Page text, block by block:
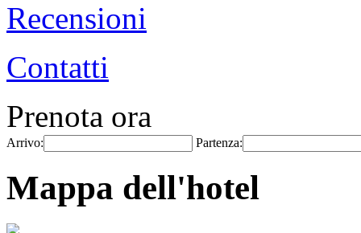
Recensioni
Contatti
Prenota ora
Arrivo: Partenza:
Mappa dell'hotel